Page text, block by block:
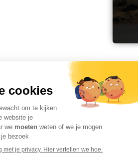
Vrijdag :
12:00 en van 13:00 tot 17:30